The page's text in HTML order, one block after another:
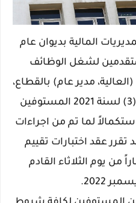
المالية بديوان عام
لشغل الوظائف
مدير عام) بالقطاع،
المعلن عنها بالإعلان رقم (3) لسنة 2021 المستوفين
لما تم من اجراءات
عقد اختبارات تقييم
من يوم الثلاثاء القادم